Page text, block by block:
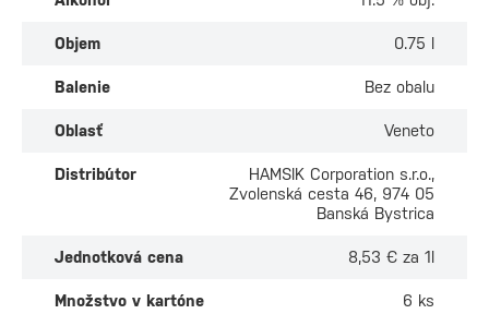
Objem 0.75 l
Balenie Bez obalu
Oblasť Veneto
Distribútor
HAMSIK Corporation s.r.o.,
Zvolenská cesta 46, 974 05
Banská Bystrica
Jednotková cena 8,53 € za 1l
Množstvo v kartóne 6 ks